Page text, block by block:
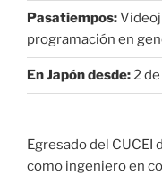
Pasatiempos:
programación en
En Japón desde:2
Egresado del CUCEI
como ingeniero en